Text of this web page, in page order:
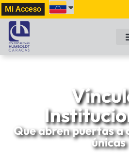
Mi Acceso
Que abren puertas a
únicas